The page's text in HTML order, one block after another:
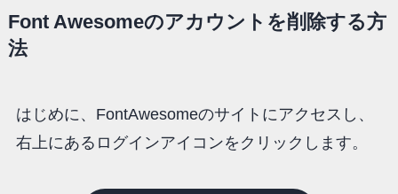
Font Awesomeのアカウントを削除する方
法
はじめに、FontAwesomeのサイトにアクセスし、
右上にあるログインアイコンをクリックします。